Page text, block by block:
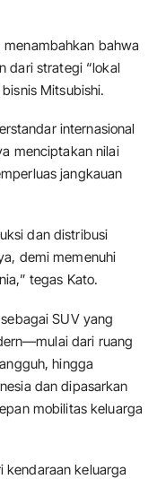
menambahkan bahwa
dari strategi “lokal
Mitsubishi.
internasional
menciptakan nilai
jangkauan
dan distribusi
demi memenuhi
tegas Kato.
SUV yang
dari ruang
hingga
dan dipasarkan
mobilitas keluarga
kendaraan keluarga